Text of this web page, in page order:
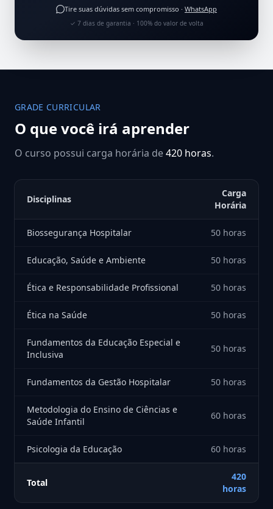
Tire suas dúvidas sem compromisso · WhatsApp
✓ 7 dias de garantia · 100% do valor de volta
GRADE CURRICULAR
O que você irá aprender
O curso possui carga horária de420 horas.
Disciplinas
Carga
Horária
Biossegurança Hospitalar 50 horas
Educação, Saúde e Ambiente 50 horas
Ética e Responsabilidade Profissional 50 horas
Ética na Saúde 50 horas
Fundamentos da Educação Especial e
Inclusiva
50 horas
Fundamentos da Gestão Hospitalar 50 horas
Metodologia do Ensino de Ciências e
Saúde Infantil
60 horas
Psicologia da Educação 60 horas
Total
420
horas